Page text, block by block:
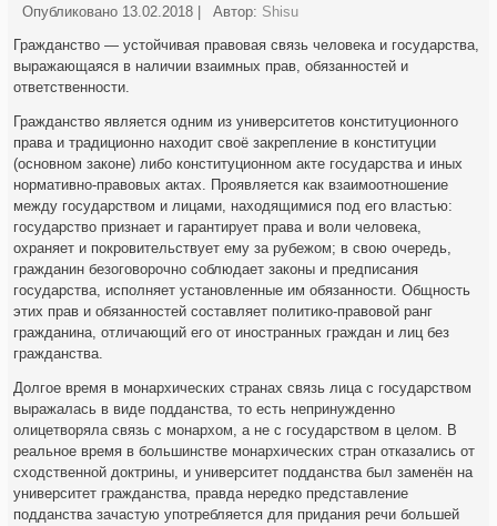
Опубликовано 13.02.2018 Автор: Shisu
Гражданство — устойчивая правовая связь человека и государства,
выражающаяся в наличии взаимных прав, обязанностей и
ответственности.
Гражданство является одним из университетов конституционного
права и традиционно находит своё закрепление в конституции
(основном законе) либо конституционном акте государства и иных
нормативно-правовых актах. Проявляется как взаимоотношение
между государством и лицами, находящимися под его властью:
государство признает и гарантирует права и воли человека,
охраняет и покровительствует ему за рубежом; в свою очередь,
гражданин безоговорочно соблюдает законы и предписания
государства, исполняет установленные им обязанности. Общность
этих прав и обязанностей составляет политико-правовой ранг
гражданина, отличающий его от иностранных граждан и лиц без
гражданства.
Долгое время в монархических странах связь лица с государством
выражалась в виде подданства, то есть непринужденно
олицетворяла связь с монархом, а не с государством в целом. В
реальное время в большинстве монархических стран отказались от
сходственной доктрины, и университет подданства был заменён на
университет гражданства, правда нередко представление
подданства зачастую употребляется для придания речи большей